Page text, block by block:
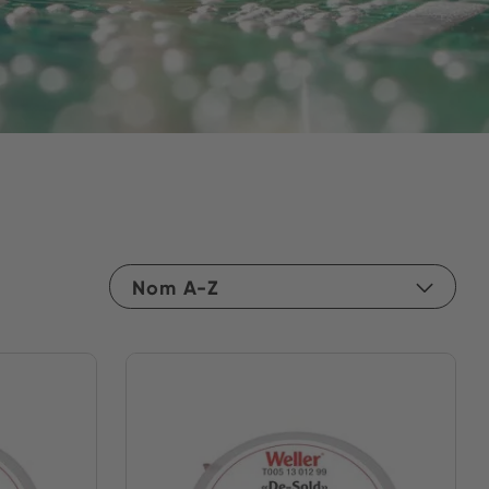
Nom A-Z